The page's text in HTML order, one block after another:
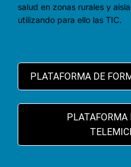
salud en zonas rurales y
utilizando para ello las TIC.
PLATAFORMA DE
PLATAFORMA